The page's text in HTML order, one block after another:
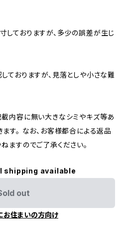
ておりますが、多少の誤差が生じ
ておりますが、見落としや小さな難
内容に無い大きなシミやキズ等あ
す。 なお、お客様都合による返品
ますのでご了承ください。
shipping available
out
お住まいの方向け